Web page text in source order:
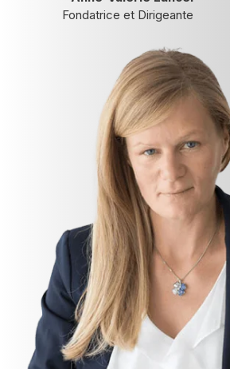
Fondatrice et Dirigeante